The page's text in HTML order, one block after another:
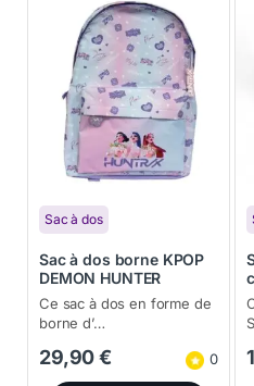
Sac à dos
Sac à dos borne KPOP
DEMON HUNTER
42X30X18
Ce sac à dos en forme de
borne d’…
29,90€ 0